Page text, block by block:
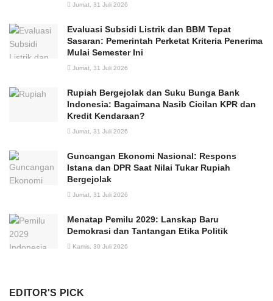
Jumat, 31 Juli 2026
Evaluasi Subsidi Listrik dan BBM Tepat
Sasaran: Pemerintah Perketat Kriteria Penerima
Mulai Semester Ini
Jumat, 31 Juli 2026
Rupiah Bergejolak dan Suku Bunga Bank
Indonesia: Bagaimana Nasib Cicilan KPR dan
Kredit Kendaraan?
Jumat, 31 Juli 2026
Guncangan Ekonomi Nasional: Respons
Istana dan DPR Saat Nilai Tukar Rupiah
Bergejolak
Jumat, 31 Juli 2026
Menatap Pemilu 2029: Lanskap Baru
Demokrasi dan Tantangan Etika Politik
Kamis, 30 Juli 2026
EDITOR'S PICK